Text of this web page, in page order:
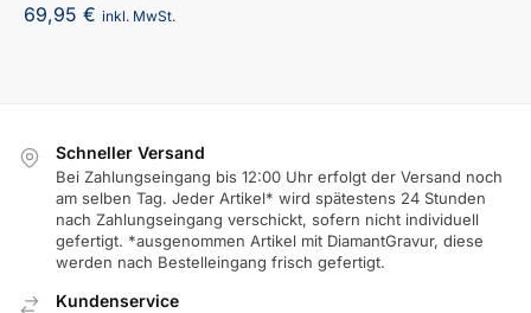
69,95 € inkl. MwSt.
Schneller Versand
Bei Zahlungseingang bis 12:00 Uhr erfolgt der Versand noch
am selben Tag. Jeder Artikel* wird spätestens 24 Stunden
nach Zahlungseingang verschickt, sofern nicht individuell
gefertigt. *ausgenommen Artikel mit DiamantGravur, diese
werden nach Bestelleingang frisch gefertigt.
Kundenservice